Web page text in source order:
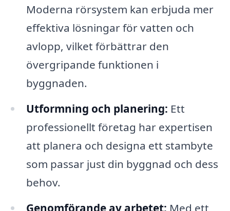
Moderna rörsystem kan erbjuda mer
effektiva lösningar för vatten och
avlopp, vilket förbättrar den
övergripande funktionen i
byggnaden.
Utformning och planering: Ett
professionellt företag har expertisen
att planera och designa ett stambyte
som passar just din byggnad och dess
behov.
Genomförande av arbetet: Med ett